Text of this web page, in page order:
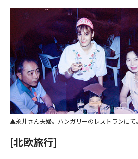
永井さん夫婦。ハンガリーのレストランにて。
[北欧旅行]